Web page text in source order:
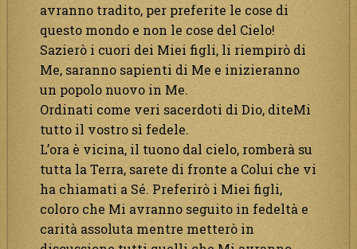
avranno tradito, per preferite le cose di
questo mondo e non le cose del Cielo!
Sazierò i cuori dei Miei figli, li riempirò di
Me, saranno sapienti di Me e inizieranno
un popolo nuovo in Me.
Ordinati come veri sacerdoti di Dio, diteMi
tutto il vostro sì fedele.
L’ora è vicina, il tuono dal cielo, romberà su
tutta la Terra, sarete di fronte a Colui che vi
ha chiamati a Sé. Preferirò i Miei figli,
coloro che Mi avranno seguito in fedeltà e
carità assoluta mentre metterò in